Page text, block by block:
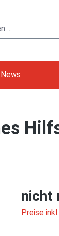
News
nicht
Preise